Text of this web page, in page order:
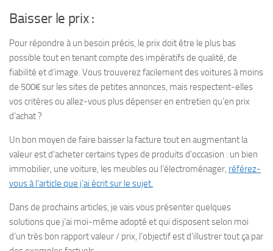
Baisser le prix :
Pour répondre à un besoin précis, le prix doit être le plus bas
possible tout en tenant compte des impératifs de qualité, de
fiabilité et d’image. Vous trouverez facilement des voitures à moins
de 500€ sur les sites de petites annonces, mais respectent-elles
vos critères ou allez-vous plus dépenser en entretien qu’en prix
d’achat ?
Un bon moyen de faire baisser la facture tout en augmentant la
valeur est d’acheter certains types de produits d’occasion : un bien
immobilier, une voiture, les meubles ou l’électroménager, référez-
vous à l’article que j’ai écrit sur le sujet.
Dans de prochains articles, je vais vous présenter quelques
solutions que j’ai moi-même adopté et qui disposent selon moi
d’un très bon rapport valeur / prix, l’objectif est d’illustrer tout ça par